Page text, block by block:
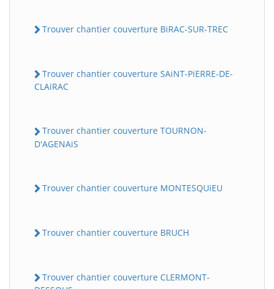
Trouver chantier couverture BiRAC-SUR-TREC
Trouver chantier couverture SAiNT-PiERRE-DE-
CLAiRAC
Trouver chantier couverture TOURNON-
D'AGENAiS
Trouver chantier couverture MONTESQUiEU
Trouver chantier couverture BRUCH
Trouver chantier couverture CLERMONT-